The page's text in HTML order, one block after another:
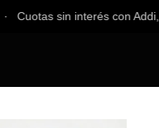
sin interés con Addi,